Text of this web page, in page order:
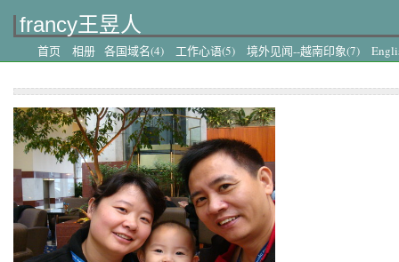
francy王昱人
首页 相册 各国域名(4) 工作心语(5) 境外见闻--越南印象(7)